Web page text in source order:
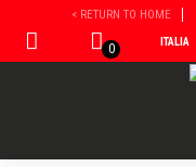
contenuto
< RETURN TO HOME
0 ITALIA